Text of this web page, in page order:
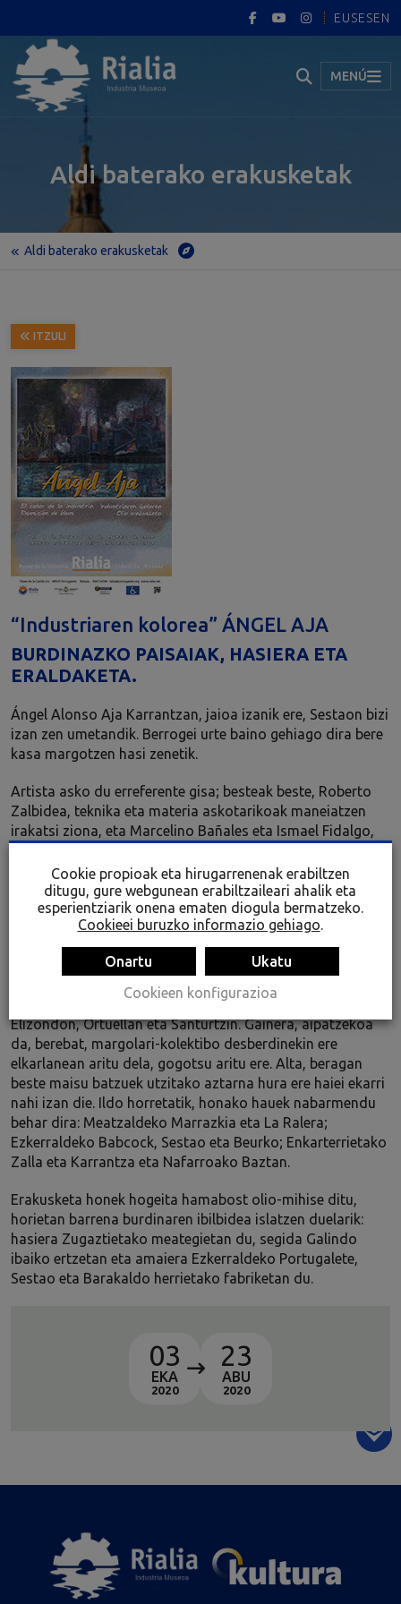
EUSESEN
MENÚ
Aldi baterako erakusketak
Aldi baterako erakusketak
ITZULI
“Industriaren kolorea” ÁNGEL AJA
BURDINAZKO PAISAIAK, HASIERA ETA
ERALDAKETA.
Ángel Alonso Aja Karrantzan, jaioa izanik ere, Sestaon bizi
izan zen umetandik. Berrogei urte baino gehiago dira bere
kasa margotzen hasi zenetik.
Artista asko du erreferente gisa; besteak beste, Roberto
Zalbidea, teknika eta materia askotarikoak maneiatzen
irakatsi ziona, eta Marcelino Bañales eta Ismael Fidalgo,
hirukote artistiko banaezina osatu zuten.
Ángel Ajak olio-mihiseak margotzen ditu, kolorea nola
darabilen aipagarri delarik; alta, haren paleta kromatikoak
grisak, gorriztak, beltzak eta moreak ditu.
Ajak toki askotako galeria eta museo anitzetan egin ditu
erakusketak, hala nola Sestaon, Barakaldon, Zugaztietan,
Elizondon, Ortuellan eta Santurtzin. Gainera, aipatzekoa
da, berebat, margolari-kolektibo desberdinekin ere
elkarlanean aritu dela, gogotsu aritu ere. Alta, beragan
beste maisu batzuek utzitako aztarna hura ere haiei ekarri
nahi izan die. Ildo horretatik, honako hauek nabarmendu
behar dira: Meatzaldeko Marrazkia eta La Ralera;
Ezkerraldeko Babcock, Sestao eta Beurko; Enkarterrietako
Zalla eta Karrantza eta Nafarroako Baztan.
Erakusketa honek hogeita hamabost olio-mihise ditu,
horietan barrena burdinaren ibilbidea islatzen duelarik:
hasiera Zugaztietako meategietan du, segida Galindo
ibaiko ertzetan eta amaiera Ezkerraldeko Portugalete,
Sestao eta Barakaldo herrietako fabriketan du.
03
EKA
2020
23
ABU
2020
Cookie propioak eta hirugarrenenak erabiltzen
ditugu, gure webgunean erabiltzaileari ahalik eta
esperientziarik onena ematen diogula bermatzeko.
Cookieei buruzko informazio gehiago.
Onartu
Ukatu
Cookieen konfigurazioa